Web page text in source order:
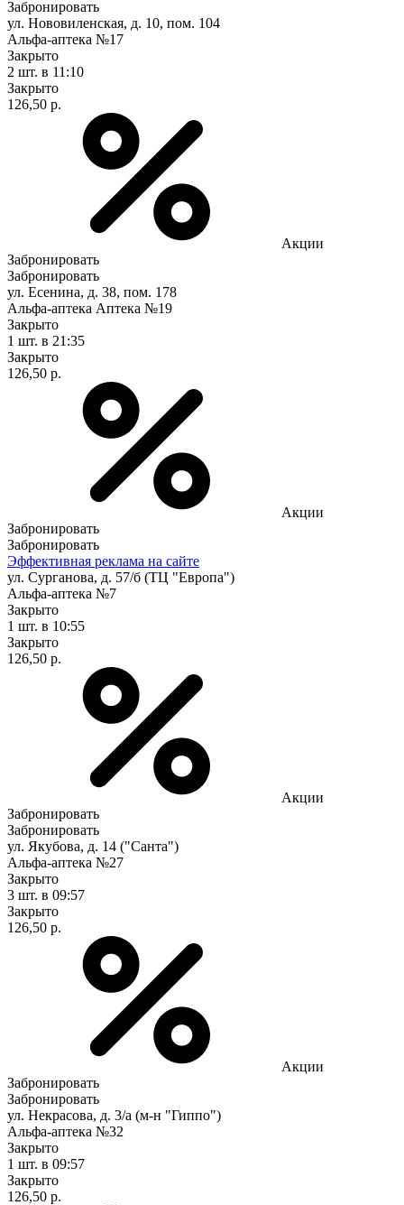
Забронировать
ул. Нововиленская, д. 10, пом. 104
Альфа-аптека №17
Закрыто
2 шт. в 11:10
Закрыто
126,50 р.
Акции
Забронировать
Забронировать
ул. Есенина, д. 38, пом. 178
Альфа-аптека Аптека №19
Закрыто
1 шт. в 21:35
Закрыто
126,50 р.
Акции
Забронировать
Забронировать
Эффективная реклама на сайте
ул. Сурганова, д. 57/б (ТЦ "Европа")
Альфа-аптека №7
Закрыто
1 шт. в 10:55
Закрыто
126,50 р.
Акции
Забронировать
Забронировать
ул. Якубова, д. 14 ("Санта")
Альфа-аптека №27
Закрыто
3 шт. в 09:57
Закрыто
126,50 р.
Акции
Забронировать
Забронировать
ул. Некрасова, д. 3/а (м-н "Гиппо")
Альфа-аптека №32
Закрыто
1 шт. в 09:57
Закрыто
126,50 р.